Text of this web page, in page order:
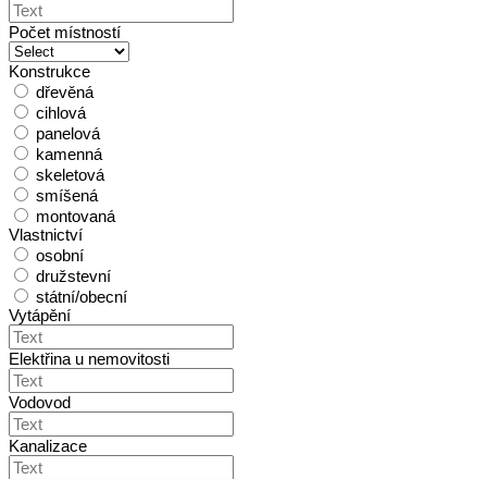
Počet místností
Konstrukce
dřevěná
cihlová
panelová
kamenná
skeletová
smíšená
montovaná
Vlastnictví
osobní
družstevní
státní/obecní
Vytápění
Elektřina u nemovitosti
Vodovod
Kanalizace